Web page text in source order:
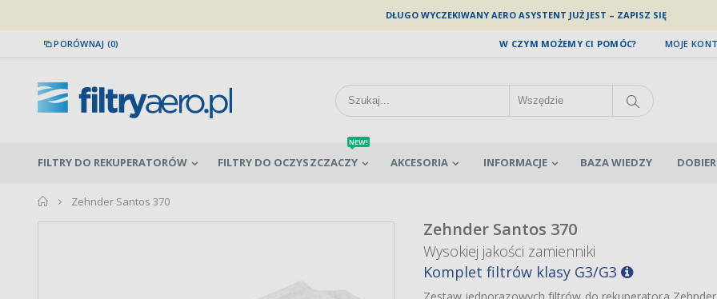
DŁUGO WYCZEKIWANY AERO ASYSTENT JUŻ JEST – ZAPISZ SIĘ
PORÓWNAJ (0) MOJE
W CZYM MOŻEMY CI POMÓC?
FILTRY DO REKUPERATORÓW FILTRY DO OCZYSZCZACZY
NEW!
AKCESORIA INFORMACJE BAZA WIEDZY
home
Zehnder Santos 370
Zehnder Santos 370
Wysokiej jakości zamienniki
Komplet filtrów klasy G3/G3
Zestaw jednorazowych filtrów do rekuperatora